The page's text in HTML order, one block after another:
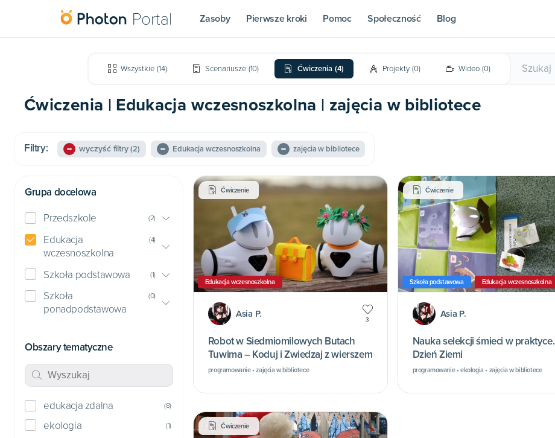
Zasoby Pierwsze kroki Pomoc Społeczność Blog
Wszystkie (14) Scenariusze (10) Ćwiczenia (4) Projekty (0) Wideo (0)
Ćwiczenia | Edukacja wczesnoszkolna | zajęcia w bibliotece
Filtry: wyczyść filtry(2) Edukacja wczesnoszkolna zajęcia w bibliotece
Grupa docelowa
Przedszkole (2)
Edukacja
wczesnoszkolna
(4)
Szkoła podstawowa (1)
Szkoła
ponadpodstawowa
(0)
Obszary tematyczne
edukacja zdalna (8)
ekologia (1)
Ćwiczenie
Edukacja wczesnoszkolna
Asia P.
3
Robot w Siedmiomilowych Butach
Tuwima – Koduj i Zwiedzaj z wierszem
programowanie • zajęcia w bibliotece
Ćwiczenie
Szkoła podstawowa Edukacja wczesnoszkolna
Asia P.
Nauka selekcji śmieci w praktyce.
Dzień Ziemi
programowanie • ekologia • zajęcia w bibliotece
Ćwiczenie